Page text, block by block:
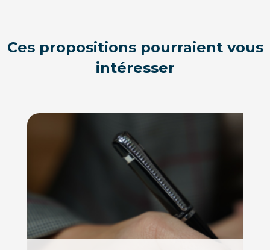
Ces propositions pourraient vous
intéresser